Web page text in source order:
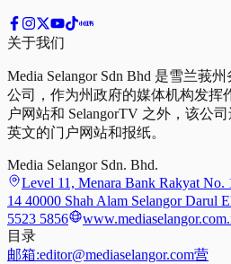
关于我们
Media Selangor Sdn Bhd 是雪兰莪
公司，作为州政府的媒体机构发挥
户网站和 SelangorTV 之外，该公
英文的门户网站和报纸。
Media Selangor Sdn. Bhd.
Level 11, Menara Bank Rakyat No.
14 40000 Shah Alam Selangor Darul
5523 5856
目录
邮箱:editor@mediaselangor.com营